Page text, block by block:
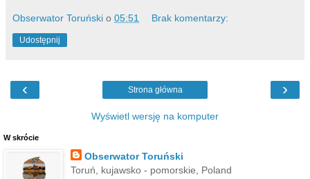
Obserwator Toruński o 05:51 Brak komentarzy:
Udostępnij
‹ ›
Strona główna
Wyświetl wersję na komputer
W skrócie
Obserwator Toruński
Toruń, kujawsko - pomorskie, Poland